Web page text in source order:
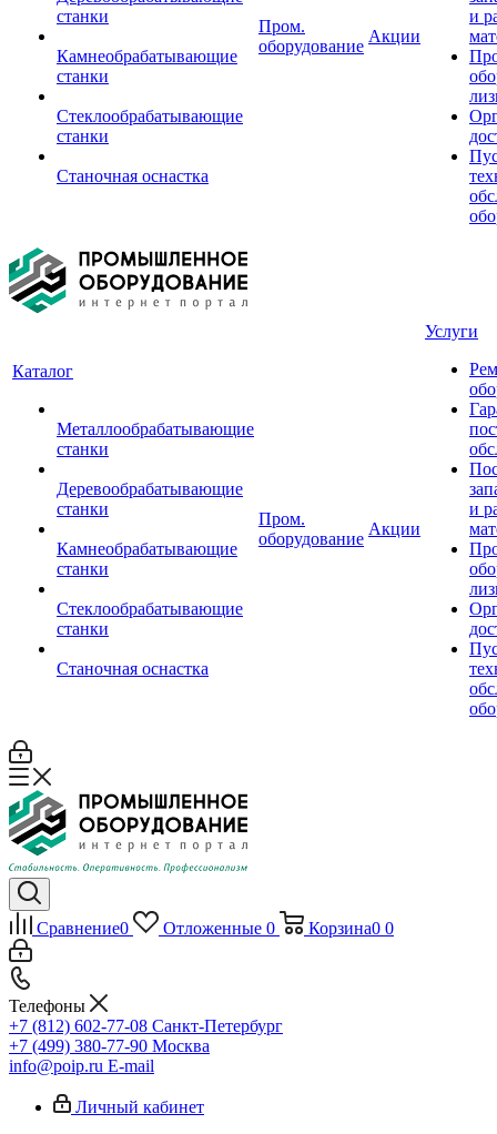
станки
Камнеобрабатывающие
станки
Стеклообрабатывающие
станки
Станочная оснастка
Пром.
оборудование
Акции
и
Каталог
Металлообрабатывающие
станки
Деревообрабатывающие
станки
Камнеобрабатывающие
станки
Стеклообрабатывающие
станки
Станочная оснастка
Пром.
оборудование
Акции
Услуги
и
Сравнение0 Отложенные 0 Корзина0 0
Телефоны
+7 (812) 602-77-08 Санкт-Петербург
+7 (499) 380-77-90 Москва
info@poip.ru E-mail
Личный кабинет